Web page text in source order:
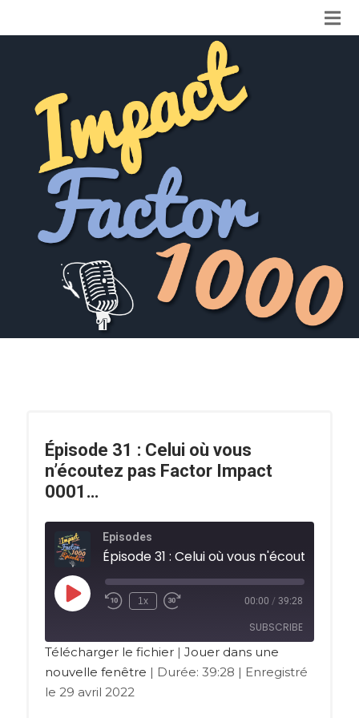
Épisode 31 : Celui où vous
n’écoutez pas Factor Impact
0001…
Episodes
1x 00:00 / 39:28
SUBSCRIBE
RSS FEED
Télécharger le fichier| Jouer dans une
nouvelle fenêtre | Durée: 39:28 | Enregistré
le 29 avril 2022